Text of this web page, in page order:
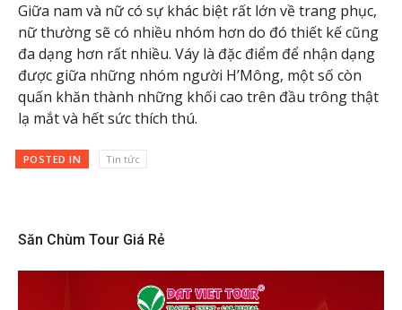
Giữa nam và nữ có sự khác biệt rất lớn về trang phục,
nữ thường sẽ có nhiều nhóm hơn do đó thiết kế cũng
đa dạng hơn rất nhiều. Váy là đặc điểm để nhận dạng
được giữa những nhóm người H’Mông, một số còn
quấn khăn thành những khối cao trên đầu trông thật
lạ mắt và hết sức thích thú.
POSTED IN Tin tức
Săn Chùm Tour Giá Rẻ